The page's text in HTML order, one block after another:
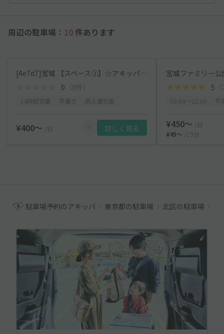
周辺の駐車場： 10 件あります
[4e7d7]宮城 【スペース②】☆アキッパ駐車場
0 （0件）
¥400〜 /日 詳しく見る
5
¥450〜
/日
¥45〜
/15分
駐車場予約のアキッパ 東京都の駐車場 北区の駐車場